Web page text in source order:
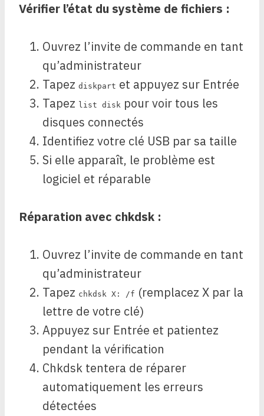
Vérifier l’état du système de fichiers :
Ouvrez l’invite de commande en tant
qu’administrateur
Tapez diskpart et appuyez sur Entrée
Tapez list disk pour voir tous les
disques connectés
Identifiez votre clé USB par sa taille
Si elle apparaît, le problème est
logiciel et réparable
Réparation avec chkdsk :
Ouvrez l’invite de commande en tant
qu’administrateur
Tapez chkdsk X: /f (remplacez X par la
lettre de votre clé)
Appuyez sur Entrée et patientez
pendant la vérification
Chkdsk tentera de réparer
automatiquement les erreurs
détectées